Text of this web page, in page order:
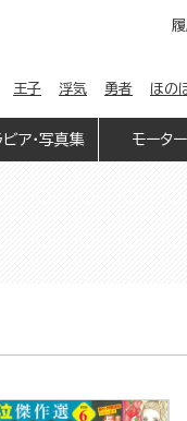
王子 浮気 勇者 ほの
ア・写真集 モータ